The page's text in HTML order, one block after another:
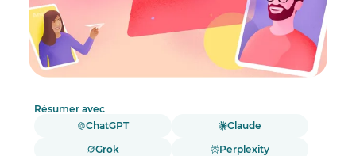
Résumer avec
ChatGPT
Claude
Grok
Perplexity